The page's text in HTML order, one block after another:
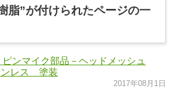
脂”が付けられたページの一
ンマイク部品－ヘッドメッシュ
ンレス 塗装
2017年08月1日